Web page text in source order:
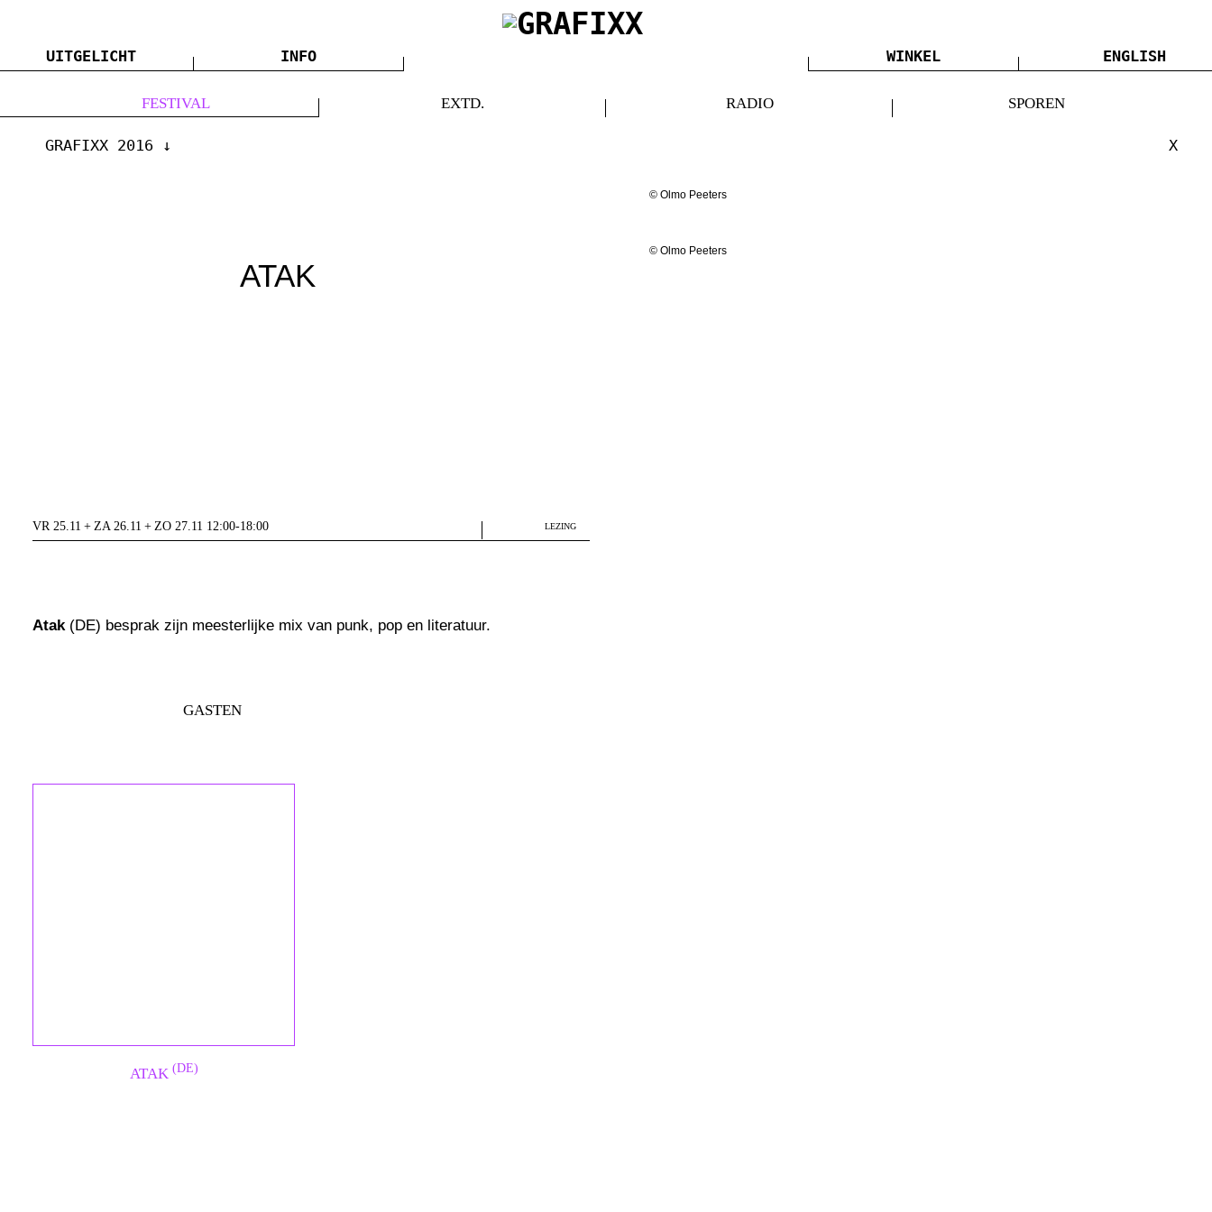
UITGELICHT INFO WINKEL ENGLISH
FESTIVAL EXTD. RADIO SPOREN
GRAFIXX 2016 X
ATAK
VR 25.11 + ZA 26.11 + ZO 27.11 12:00-18:00 LEZING
Atak(DE) besprak zijn meesterlijke mix van punk, pop en literatuur.
© Olmo Peeters
© Olmo Peeters
GASTEN
ATAK (DE)